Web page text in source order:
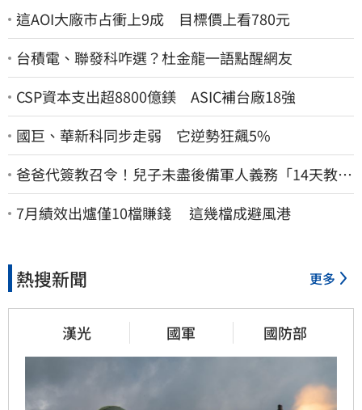
這AOI大廠市占衝上9成 目標價上看780元
台積電、聯發科咋選？杜金龍一語點醒網友
CSP資本支出超8800億鎂 ASIC補台廠18強
國巨、華新科同步走弱 它逆勢狂飆5%
爸爸代簽教召令！兒子未盡後備軍人義務「14天教召
不去」換3個月刑期
7月績效出爐僅10檔賺錢 這幾檔成避風港
熱搜新聞 更多
漢光 國軍 國防部